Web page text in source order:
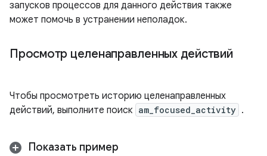
запусков процессов для данного действия также
может помочь в устранении неполадок.
Просмотр целенаправленных действий
Чтобы просмотреть историю целенаправленных
действий, выполните поиск am_focused_activity .
Показать пример